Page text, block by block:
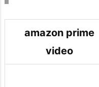
amazon prime
video